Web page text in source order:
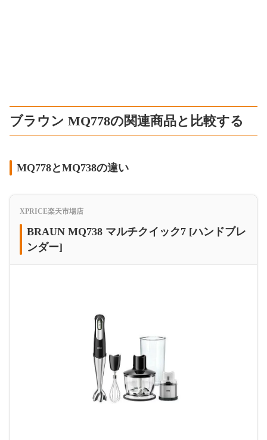
ブラウン MQ778の関連商品と比較する
MQ778とMQ738の違い
XPRICE楽天市場店
BRAUN MQ738 マルチクイック7 [ハンドブレ
ンダー]